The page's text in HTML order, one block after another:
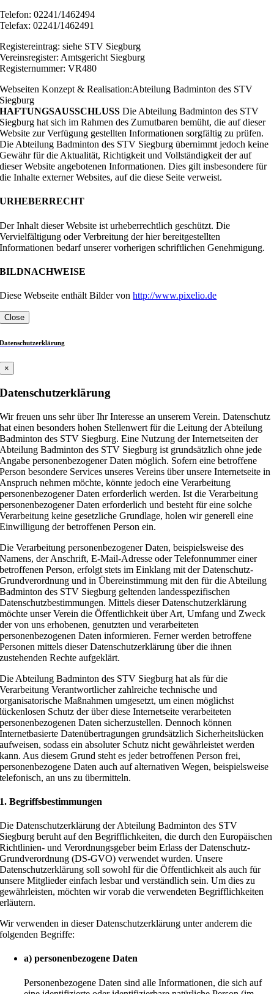
Telefon: 02241/1462494
Telefax: 02241/1462491
Registereintrag: siehe STV Siegburg
Vereinsregister: Amtsgericht Siegburg
Registernummer: VR480
Webseiten Konzept & Realisation:Abteilung Badminton des STV
Siegburg
HAFTUNGSAUSSCHLUSS Die Abteilung Badminton des STV
Siegburg hat sich im Rahmen des Zumutbaren bemüht, die auf dieser
Website zur Verfügung gestellten Informationen sorgfältig zu prüfen.
Die Abteilung Badminton des STV Siegburg übernimmt jedoch keine
Gewähr für die Aktualität, Richtigkeit und Vollständigkeit der auf
dieser Website angebotenen Informationen. Dies gilt insbesondere für
die Inhalte externer Websites, auf die diese Seite verweist.
URHEBERRECHT
Der Inhalt dieser Website ist urheberrechtlich geschützt. Die
Vervielfältigung oder Verbreitung der hier bereitgestellten
Informationen bedarf unserer vorherigen schriftlichen Genehmigung.
BILDNACHWEISE
Diese Webseite enthält Bilder vonhttp://www.pixelio.de
Close
Datenschutzerklärung
×
Datenschutzerklärung
Wir freuen uns sehr über Ihr Interesse an unserem Verein. Datenschutz
hat einen besonders hohen Stellenwert für die Leitung der Abteilung
Badminton des STV Siegburg. Eine Nutzung der Internetseiten der
Abteilung Badminton des STV Siegburg ist grundsätzlich ohne jede
Angabe personenbezogener Daten möglich. Sofern eine betroffene
Person besondere Services unseres Vereins über unsere Internetseite in
Anspruch nehmen möchte, könnte jedoch eine Verarbeitung
personenbezogener Daten erforderlich werden. Ist die Verarbeitung
personenbezogener Daten erforderlich und besteht für eine solche
Verarbeitung keine gesetzliche Grundlage, holen wir generell eine
Einwilligung der betroffenen Person ein.
Die Verarbeitung personenbezogener Daten, beispielsweise des
Namens, der Anschrift, E-Mail-Adresse oder Telefonnummer einer
betroffenen Person, erfolgt stets im Einklang mit der Datenschutz-
Grundverordnung und in Übereinstimmung mit den für die Abteilung
Badminton des STV Siegburg geltenden landesspezifischen
Datenschutzbestimmungen. Mittels dieser Datenschutzerklärung
möchte unser Verein die Öffentlichkeit über Art, Umfang und Zweck
der von uns erhobenen, genutzten und verarbeiteten
personenbezogenen Daten informieren. Ferner werden betroffene
Personen mittels dieser Datenschutzerklärung über die ihnen
zustehenden Rechte aufgeklärt.
Die Abteilung Badminton des STV Siegburg hat als für die
Verarbeitung Verantwortlicher zahlreiche technische und
organisatorische Maßnahmen umgesetzt, um einen möglichst
lückenlosen Schutz der über diese Internetseite verarbeiteten
personenbezogenen Daten sicherzustellen. Dennoch können
Internetbasierte Datenübertragungen grundsätzlich Sicherheitslücken
aufweisen, sodass ein absoluter Schutz nicht gewährleistet werden
kann. Aus diesem Grund steht es jeder betroffenen Person frei,
personenbezogene Daten auch auf alternativen Wegen, beispielsweise
telefonisch, an uns zu übermitteln.
1. Begriffsbestimmungen
Die Datenschutzerklärung der Abteilung Badminton des STV
Siegburg beruht auf den Begrifflichkeiten, die durch den Europäischen
Richtlinien- und Verordnungsgeber beim Erlass der Datenschutz-
Grundverordnung (DS-GVO) verwendet wurden. Unsere
Datenschutzerklärung soll sowohl für die Öffentlichkeit als auch für
unsere Mitglieder einfach lesbar und verständlich sein. Um dies zu
gewährleisten, möchten wir vorab die verwendeten Begrifflichkeiten
erläutern.
Wir verwenden in dieser Datenschutzerklärung unter anderem die
folgenden Begriffe:
a) personenbezogene Daten
Personenbezogene Daten sind alle Informationen, die sich auf